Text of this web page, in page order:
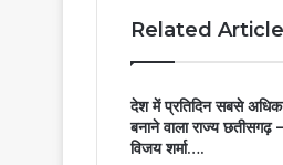
Related
देश में प्रतिदिन सबसे
बनाने वाला राज्य छतीसगढ़
विजय शर्मा….